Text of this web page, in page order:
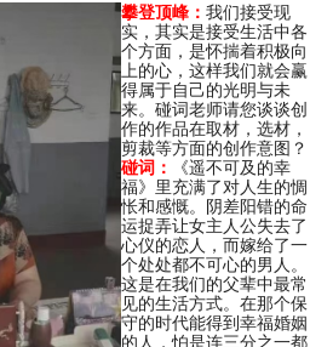
攀登顶峰： 我们接受现
实，其实是接受生活中各
个方面，是怀揣着积极向
上的心，这样我们就会赢
得属于自己的光明与未
来。碰词老师请您谈谈创
作的作品在取材，选材，
剪裁等方面的创作意图？
碰词：
《遥不可及的幸
福》里充满了对人生的惆
怅和感慨。阴差阳错的命
运捉弄让女主人公失去了
心仪的恋人，而嫁给了一
个处处都不可心的男人。
这是在我们的父辈中最常
见的生活方式。在那个保
守的时代能得到幸福婚姻
的人，怕是连三分之一都